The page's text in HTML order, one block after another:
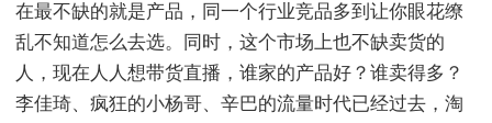
在最不缺的就是产品，同一个行业竞品多到让你眼花缭
乱不知道怎么去选。同时，这个市场上也不缺卖货的
人，现在人人想带货直播，谁家的产品好？谁卖得多？
李佳琦、疯狂的小杨哥、辛巴的流量时代已经过去，淘